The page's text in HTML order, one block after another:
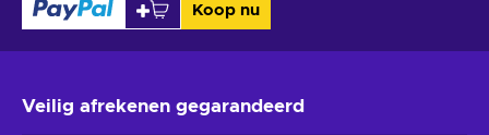
Koop nu
Veilig afrekenen gegarandeerd